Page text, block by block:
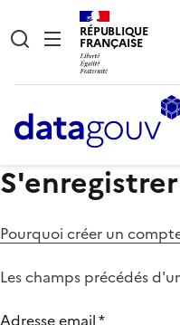
RÉPUBLIQUE
FRANÇAISE
S'enregistrer
Pourquoi créer un
Les champs précédés
Adresse email*